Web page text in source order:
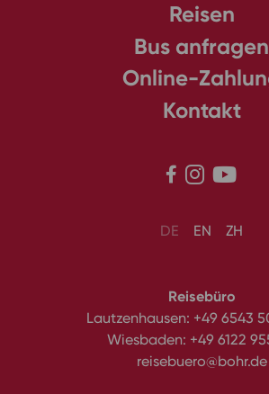
Reisen
Bus anfragen
Online-
Kontakt
  
DE EN ZH
Reisebüro
Lautzenhausen: +49 6543
Wiesbaden: +49 6122
reisebuero@bohr.de